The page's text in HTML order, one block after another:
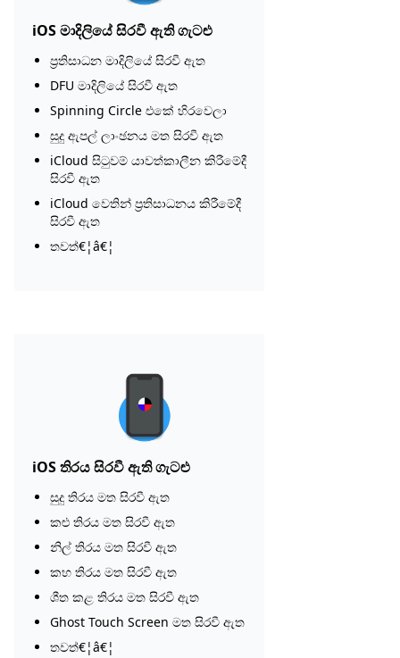
iOS මාදිලියේ සිරවී ඇති ගැටළු
ප්‍රතිසාධන මාදිලියේ සිරවී ඇත
DFU මාදිලියේ සිරවී ඇත
Spinning Circle එකේ හිරවෙලා
සුදු ඇපල් ලාංඡනය මත සිරවී ඇත
iCloud සිටුවම් යාවත්කාලීන කිරීමේදී
සිරවී ඇත
iCloud වෙතින් ප්‍රතිසාධනය කිරීමේදී
සිරවී ඇත
තවත්€¦â€¦
iOS තිරය සිරවී ඇති ගැටළු
සුදු තිරය මත සිරවී ඇත
කළු තිරය මත සිරවී ඇත
නිල් තිරය මත සිරවී ඇත
කහ තිරය මත සිරවී ඇත
ශීත කළ තිරය මත සිරවී ඇත
Ghost Touch Screen මත සිරවී ඇත
තවත්€¦â€¦